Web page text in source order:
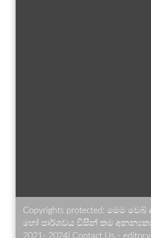
Copyrights protected:
හෝ පාර්ශවය විසින් තම
2021- 2024| Contact Us -